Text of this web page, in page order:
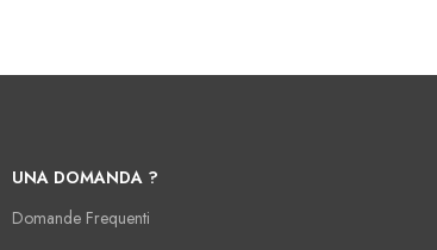
UNA DOMANDA ?
Domande Frequenti